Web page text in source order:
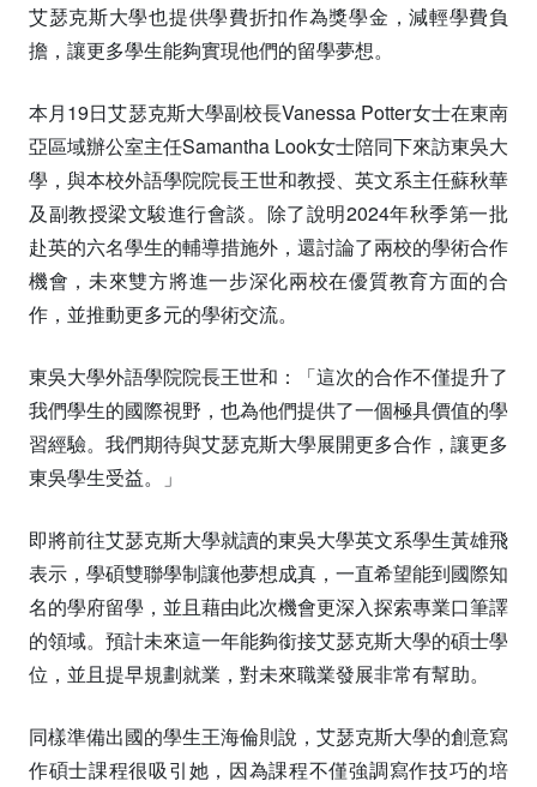
艾瑟克斯大學也提供學費折扣作為獎學金，減輕學費負
擔，讓更多學生能夠實現他們的留學夢想。
本月19日艾瑟克斯大學副校長Vanessa Potter女士在東南
亞區域辦公室主任Samantha Look女士陪同下來訪東吳大
學，與本校外語學院院長王世和教授、英文系主任蘇秋華
及副教授梁文駿進行會談。除了說明2024年秋季第一批
赴英的六名學生的輔導措施外，還討論了兩校的學術合作
機會，未來雙方將進一步深化兩校在優質教育方面的合
作，並推動更多元的學術交流。
東吳大學外語學院院長王世和：「這次的合作不僅提升了
我們學生的國際視野，也為他們提供了一個極具價值的學
習經驗。我們期待與艾瑟克斯大學展開更多合作，讓更多
東吳學生受益。」
即將前往艾瑟克斯大學就讀的東吳大學英文系學生黃雄飛
表示，學碩雙聯學制讓他夢想成真，一直希望能到國際知
名的學府留學，並且藉由此次機會更深入探索專業口筆譯
的領域。預計未來這一年能夠銜接艾瑟克斯大學的碩士學
位，並且提早規劃就業，對未來職業發展非常有幫助。
同樣準備出國的學生王海倫則說，艾瑟克斯大學的創意寫
作碩士課程很吸引她，因為課程不僅強調寫作技巧的培